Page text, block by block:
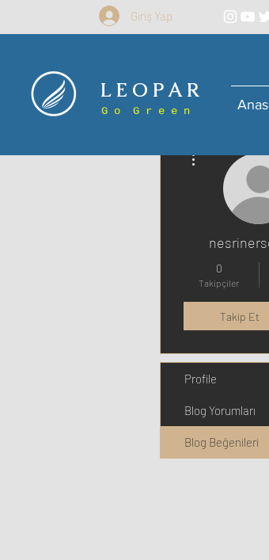
Giriş Yap
L E O P A R
G o G r e e n
0
Takipçiler
Takip Et
Profile
Blog Yorumları
Blog Beğenileri